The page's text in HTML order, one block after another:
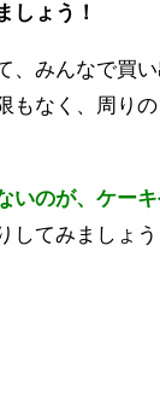
しょう！
、みんなで買
もなく、周り
いのが、ケーキ
してみましょう